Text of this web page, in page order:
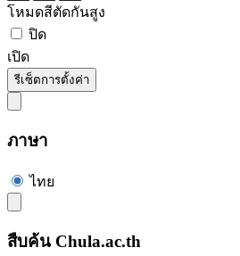
โหมดสีตัดกันสูง
ปิด
เปิด
รีเซ็ตการตั้งค่า
ภาษา
ไทย
สืบค้น Chula.ac.th